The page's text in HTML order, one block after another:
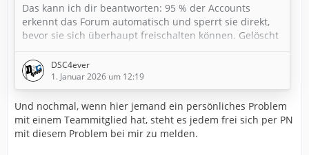
Das kann ich dir beantworten: 95 % der Accounts
erkennt das Forum automatisch und sperrt sie direkt,
bevor sie sich überhaupt freischalten können. Gelöscht
werden diese jedoch nicht, da dann die Mailadresse
wieder freigegeben werden würde. Ja, in der heutigen
Zeit kann man sich schnell eine neue machen, aber das
kostet Zeit und Nerven … also macht es die
Neuanmeldung der Bots zumindest etwas schwerer.
DSC4ever
1. Januar 2026 um 12:19
Und nochmal, wenn hier jemand ein persönliches Problem
mit einem Teammitglied hat, steht es jedem frei sich per PN
mit diesem Problem bei mir zu melden.